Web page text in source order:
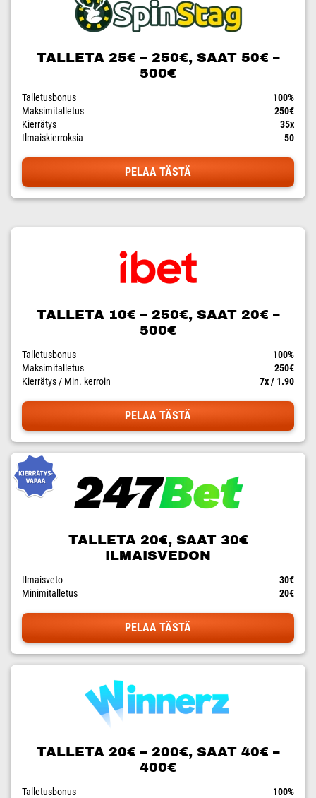
TALLETA 25€ – 250€, SAAT 50€ –
500€
Talletusbonus
100%
Maksimitalletus
250€
Kierrätys
35x
Ilmaiskierroksia
50
PELAA TÄSTÄ
TALLETA 10€ – 250€, SAAT 20€ –
500€
Talletusbonus
100%
Maksimitalletus
250€
Kierrätys / Min. kerroin
7x / 1.90
PELAA TÄSTÄ
TALLETA 20€, SAAT 30€
ILMAISVEDON
Ilmaisveto
30€
Minimitalletus
20€
PELAA TÄSTÄ
TALLETA 20€ – 200€, SAAT 40€ –
400€
Talletusbonus 100%